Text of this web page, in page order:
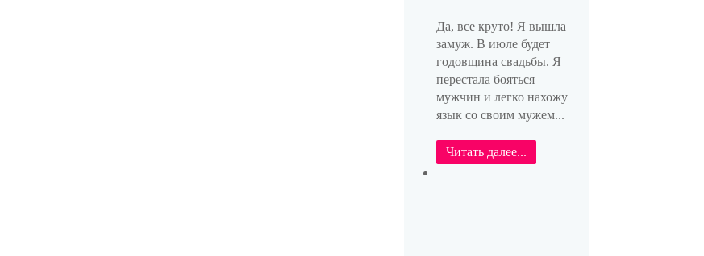
Да, все круто! Я вышла
замуж. В июле будет
годовщина свадьбы. Я
перестала бояться
мужчин и легко нахожу
язык со своим мужем...
Читать далее...